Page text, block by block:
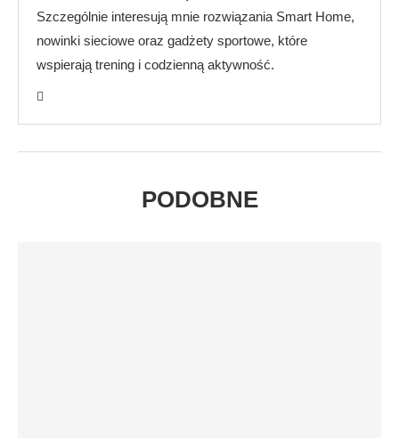
Szczególnie interesują mnie rozwiązania Smart Home,
nowinki sieciowe oraz gadżety sportowe, które
wspierają trening i codzienną aktywność.
PODOBNE